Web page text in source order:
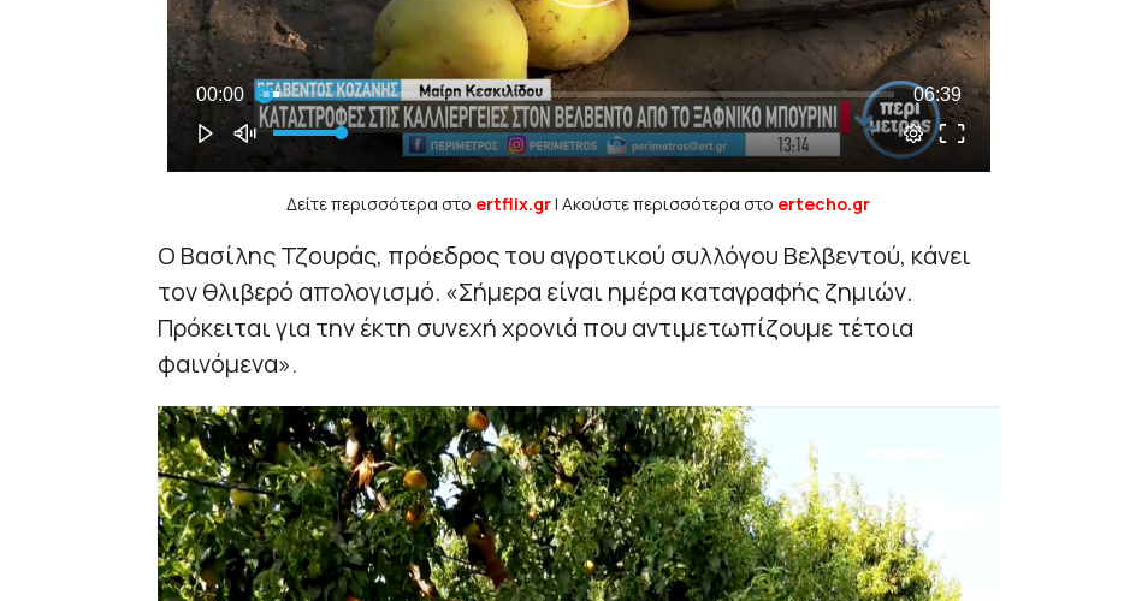
Δείτε περισσότερα στο ertflix.gr| Ακούστε περισσότερα στο ertecho.gr
Ο Βασίλης Τζουράς, πρόεδρος του αγροτικού συλλόγου Βελβεντού, κάνει
τον θλιβερό απολογισμό. «Σήμερα είναι ημέρα καταγραφής ζημιών.
Πρόκειται για την έκτη συνεχή χρονιά που αντιμετωπίζουμε τέτοια
φαινόμενα».